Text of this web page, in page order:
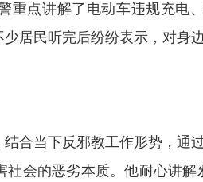
重点讲解了电动车违规充电
居民听完后纷纷表示，对身
当下反邪教工作形势，通
社会的恶劣本质。他耐心讲